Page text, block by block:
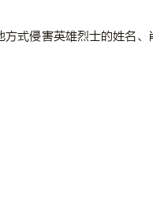
式侵害英雄烈士的姓名、